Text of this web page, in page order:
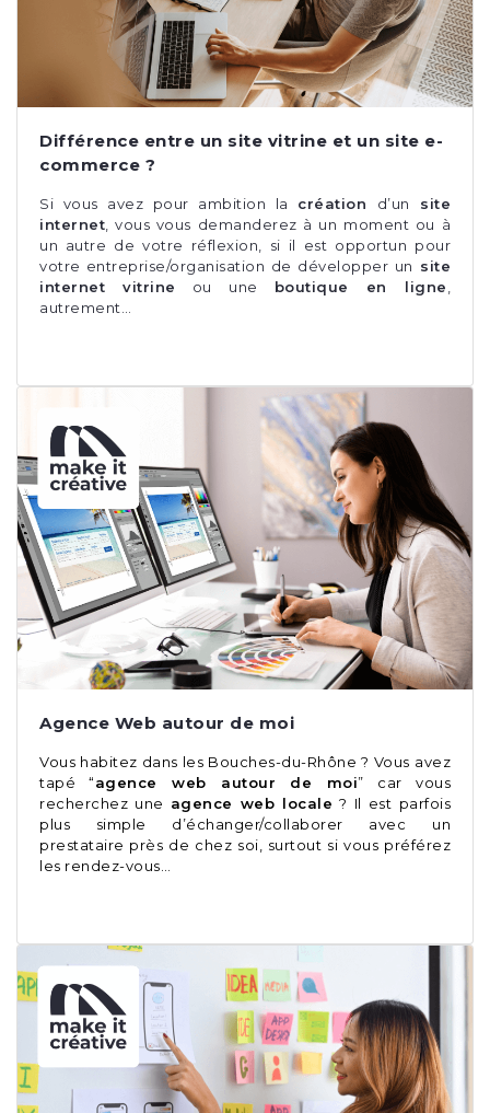
Différence entre un site vitrine et un site e-
commerce ?
Si vous avez pour ambition la création d’un site
internet , vous vous demanderez à un moment ou à
un autre de votre réflexion, si il est opportun pour
votre entreprise/organisation de développer un site
internet vitrine
ou une boutique en ligne
autrement…
Agence Web autour de moi
Vous habitez dans les Bouches-du-Rhône ? Vous avez
tapé “agence web autour de moi” car vous
recherchez une agence web locale ? Il est parfois
plus simple d’échanger/collaborer avec un
prestataire près de chez soi, surtout si vous préférez
les rendez-vous…